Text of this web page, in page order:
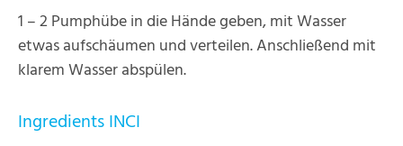
1 – 2 Pumphübe in die Hände geben, mit Wasser
etwas aufschäumen und verteilen. Anschließend mit
klarem Wasser abspülen.
Ingredients INCI